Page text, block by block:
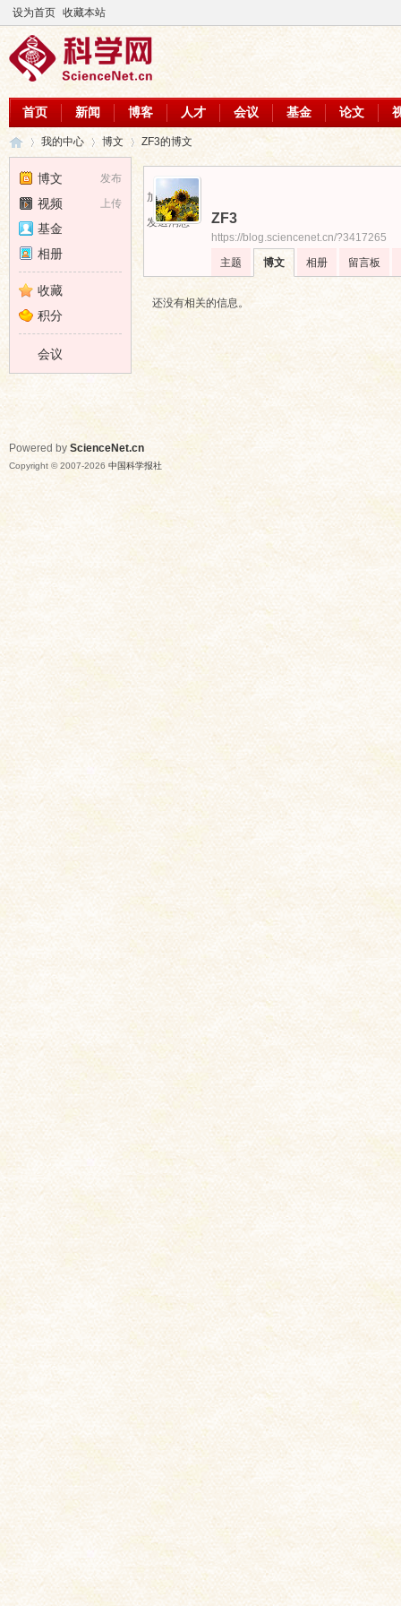
设为首页 收藏本站
首页 新闻 博客 人才 会议 基金 论文
›
我的中心 博文 ZF3的博文
加为好友
发送消息
ZF3
https://blog.sciencenet.cn/?3417265
主题
博文 相册 留言板
还没有相关的信息。
发布
博文
上传
视频
基金
相册
收藏
积分
会议
Powered by ScienceNet.cn
Copyright © 2007-2026 中国科学报社